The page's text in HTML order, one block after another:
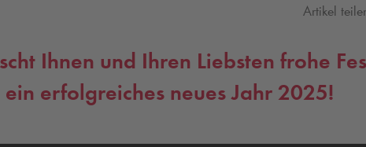
Artikel
Ihnen und Ihren Liebsten frohe
ein erfolgreiches neues Jahr 2025!